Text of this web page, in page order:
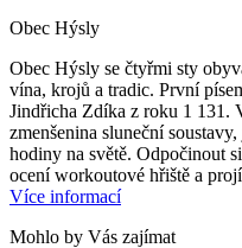
Obec Hýsly
Obec Hýsly se čtyřmi sty
vína, krojů a tradic. První
Jindřicha Zdíka z roku 1 131.
zmenšenina sluneční
hodiny na světě. Odpočinout
ocení workoutové hřiště a
Více informací
Mohlo by Vás zajímat